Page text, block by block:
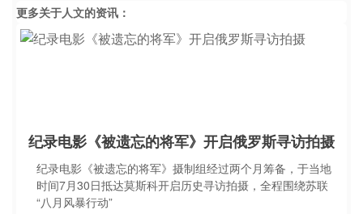
更多关于人文的资讯：
纪录电影《被遗忘的将军》开启俄罗斯寻访拍摄
纪录电影《被遗忘的将军》摄制组经过两个月筹备，于当地
时间7月30日抵达莫斯科开启历史寻访拍摄，全程围绕苏联
“八月风暴行动”